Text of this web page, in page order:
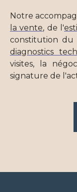
Notre
la vente, de l'
constitution du
diagnostics
visites, la
signature de